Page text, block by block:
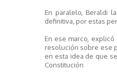
En paralelo, Beraldi
definitiva, por estas
En ese marco,
resolución sobre ese
en esta idea de que
Constitución